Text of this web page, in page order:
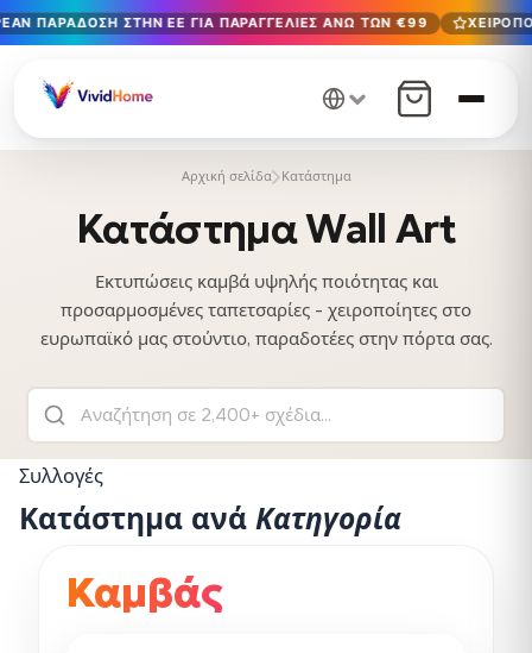
Δωρεάν παράδοση στην ΕΕ για παραγγελίες άνω των €99
12+ χρόνια χειροτεχνίας · Μόνο υλικά υψηλής ποιότητας
ΠΑΡΆΔΟΣΗ ΣΤΗΝ ΕΕ ΓΙΑ ΠΑΡΑΓΓΕΛΊΕΣ ΆΝΩ ΤΩΝ €99
Αρχική σελίδα Κατάστημα
Κατάστημα Wall Art
Εκτυπώσεις καμβά υψηλής ποιότητας και
προσαρμοσμένες ταπετσαρίες - χειροποίητες στο
ευρωπαϊκό μας στούντιο, παραδοτέες στην πόρτα σας.
Συλλογές
Κατάστημα ανά Κατηγορία
Καμβάς